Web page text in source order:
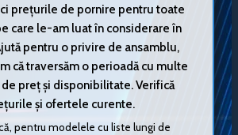
prețurile de pornire pentru toate
care le-am luat în considerare în
pentru o privire de ansamblu,
că traversăm o perioadă cu multe
preț și disponibilitate. Verifică
și ofertele curente.
pentru modelele cu liste lungi de